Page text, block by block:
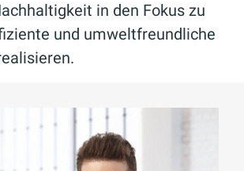
in den Fokus zu
und umweltfreundliche